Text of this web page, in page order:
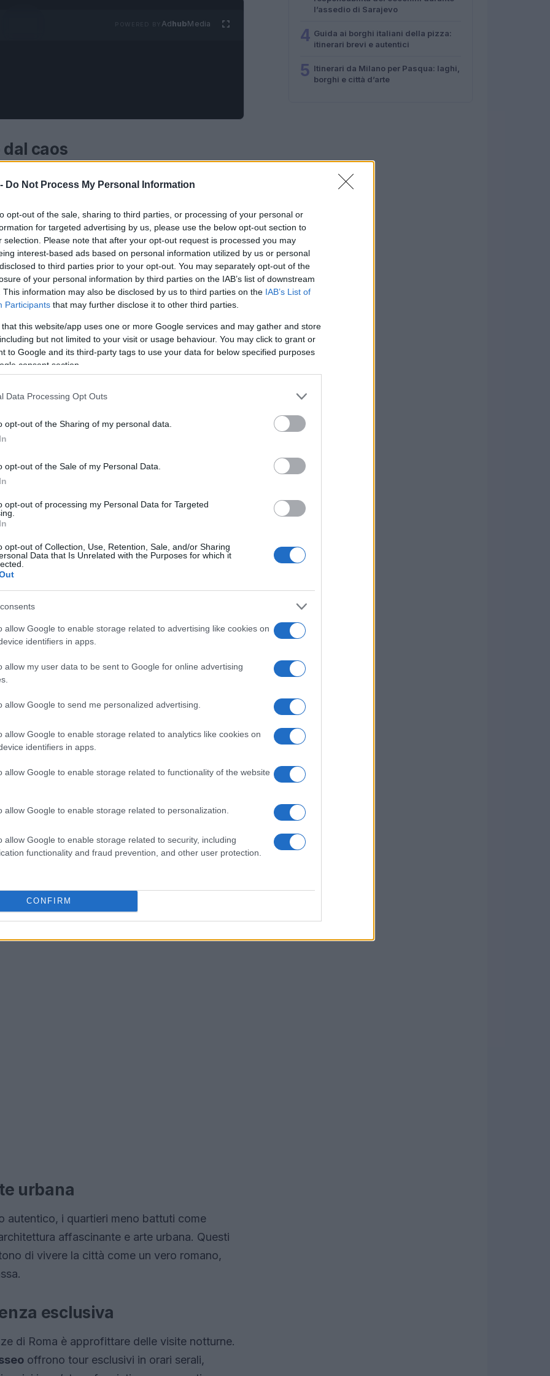
Do Not Process My Personal Information
opt-out of the sale, sharing to third parties, or processing of your personal or
for targeted advertising by us, please use the below opt-out section to
selection. Please note that after your opt-out request is processed you may
interest-based ads based on personal information utilized by us or personal
to third parties prior to your opt-out. You may separately opt-out of the
of your personal information by third parties on the IAB’s list of downstream
This information may also be disclosed by us to third parties on the IAB’s List of
Participants that may further disclose it to other third parties.
that this website/app uses one or more Google services and may gather and store
but not limited to your visit or usage behaviour. You may click to grant or
to Google and its third-party tags to use your data for below specified purposes
consent section.
Data Processing Opt Outs
opt-out of the Sharing of my personal data.
opt-out of the Sale of my Personal Data.
opt-out of processing my Personal Data for Targeted
opt-out of Collection, Use, Retention, Sale, and/or Sharing
Data that Is Unrelated with the Purposes for which it
allow Google to enable storage related to advertising like cookies on
identifiers in apps.
allow my user data to be sent to Google for online advertising
allow Google to send me personalized advertising.
allow Google to enable storage related to analytics like cookies on
identifiers in apps.
allow Google to enable storage related to functionality of the website
allow Google to enable storage related to personalization.
allow Google to enable storage related to security, including
functionality and fraud prevention, and other user protection.
CONFIRM
AdhubMedia
caos
bellezza e storia, ma durante eventi
diventa una realtà tangibile. Tuttavia,
senza essere travolti dalla massa. La
angoli meno conosciuti, dove il tempo
palpabile.
consapevole
ruolo cruciale nel nostro quotidiano, anche il
permettendo ai visitatori di immergersi nella
a strumenti come Google Maps, che
possono trasformare un
mozzafiato
la folla è alzarsi all’alba. IFori Imperiali
con la luce che accarezza le antiche
Gianicoloregalano panorami spettacolari,
bellezza.
giardini segreti
e misteri. Le visite a luoghi sotterranei come
l’
fonde con la storia, rendendolo un luogo
urbana
autentico, i quartieri meno battuti come
affascinante e arte urbana. Questi
di vivere la città come un vero romano,
esclusiva
di Roma è approfittare delle visite notturne.
offrono tour esclusivi in orari serali,
l’assedio di Sarajevo
4 Guida ai borghi italiani della pizza:
itinerari brevi e autentici
5 Itinerari da Milano per Pasqua: laghi,
borghi e città d’arte